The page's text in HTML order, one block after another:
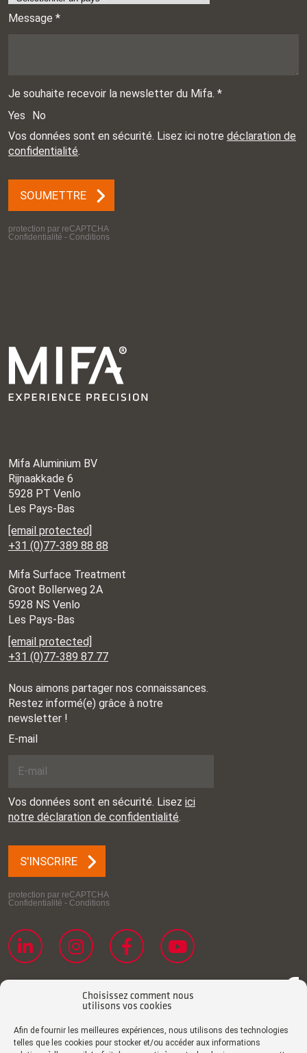
Choisissez comment nous
utilisons vos cookies
Afin de fournir les meilleures expériences, nous utilisons des technologies
telles que les cookies pour stocker et/ou accéder aux informations
Mifa Aluminium BV
Rijnaakkade 6
5928 PT Venlo
Les Pays-Bas
[email protected]
+31 (0)77-389 88 88
Mifa Surface Treatment
Groot Bollerweg 2A
5928 NS Venlo
Les Pays-Bas
[email protected]
+31 (0)77-389 87 77